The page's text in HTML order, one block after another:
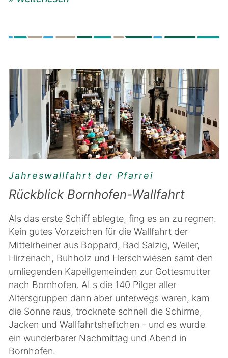
Jahreswallfahrt der Pfarrei
Rückblick Bornhofen-Wallfahrt
Als das erste Schiff ablegte, fing es an zu regnen.
Kein gutes Vorzeichen für die Wallfahrt der
Mittelrheiner aus Boppard, Bad Salzig, Weiler,
Hirzenach, Buhholz und Herschwiesen samt den
umliegenden Kapellgemeinden zur Gottesmutter
nach Bornhofen. ALs die 140 Pilger aller
Altersgruppen dann aber unterwegs waren, kam
die Sonne raus, trocknete schnell die Schirme,
Jacken und Wallfahrtsheftchen - und es wurde
ein wunderbarer Nachmittag und Abend in
Bornhofen.